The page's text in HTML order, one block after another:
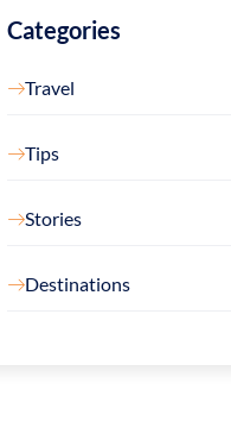
Categories
Travel
Tips
Stories
Destinations